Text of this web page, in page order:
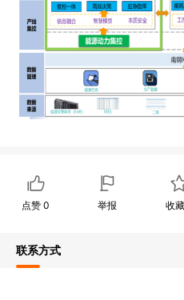
点赞0 举报 收藏
联系方式